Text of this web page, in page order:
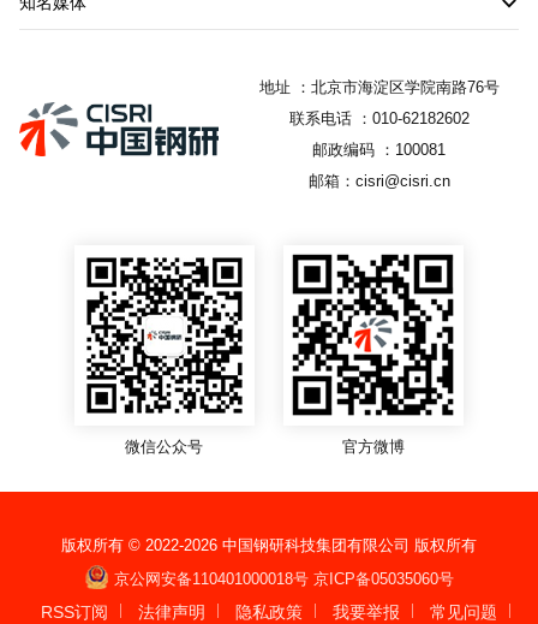
地址 ：北京市海淀区学院南路76号
联系电话 ：010-62182602
邮政编码 ：100081
邮箱：cisri@cisri.cn
微信公众号 官方微博
版权所有 © 2022-2026 中国钢研科技集团有限公司 版权所有
京公网安备110401000018号 京ICP备05035060号
RSS订阅 法律声明 隐私政策 我要举报 常见问题